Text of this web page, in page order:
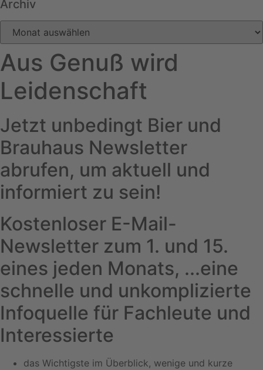
Archiv
Archiv
Aus Genuß wird
Leidenschaft
Jetzt unbedingt Bier und
Brauhaus Newsletter
abrufen, um aktuell und
informiert zu sein!
Kostenloser E-Mail-
Newsletter zum 1. und 15.
eines jeden Monats, ...eine
schnelle und unkomplizierte
Infoquelle für Fachleute und
Interessierte
das Wichtigste im Überblick, wenige und kurze